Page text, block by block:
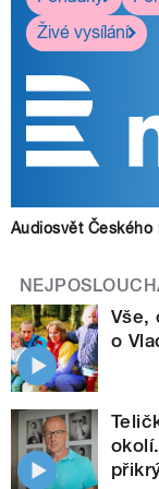
Živé vysílání
Audiosvět Českého
Vše,
o